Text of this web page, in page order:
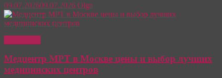
09.07.202609.07.2026 Olga
Медцентр МРТ в Москве цены и выбор лучших
медицинских центров